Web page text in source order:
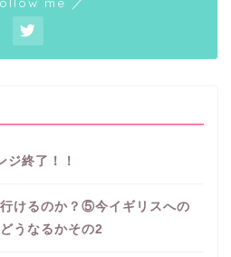
ジ終了！！
けるのか？⑤今イギリスへの
うなるかその2